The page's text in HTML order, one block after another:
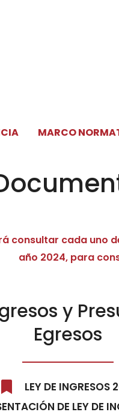
MARCO
consultar cada uno
año 2024, para
y
Egresos
LEY DE INGRESOS
DE LEY DE